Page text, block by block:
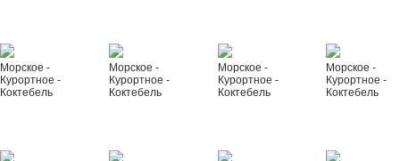
Морское -
Курортное -
Коктебель
Морское -
Курортное -
Коктебель
Морское -
Курортное -
Коктебель
Морское -
Курортное -
Коктебель